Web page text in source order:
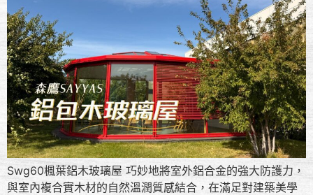
Swg60楓葉鋁木玻璃屋 巧妙地將室外鋁合金的強大防護力，
與室內複合實木材的自然溫潤質感結合，在滿足對建築美學